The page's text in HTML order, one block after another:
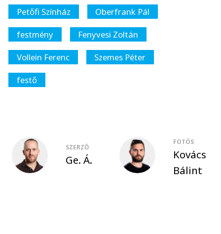
Petőfi Színház
Oberfrank Pál
festmény
Fenyvesi Zoltán
Vollein Ferenc
Szemes Péter
festő
SZERZŐ
Ge. Á.
FOTÓS
Kovács
Bálint